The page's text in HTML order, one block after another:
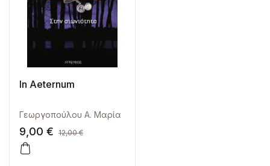
In Aeternum
Γεωργοπούλου Α. Μαρία
9,00 € 12,00€